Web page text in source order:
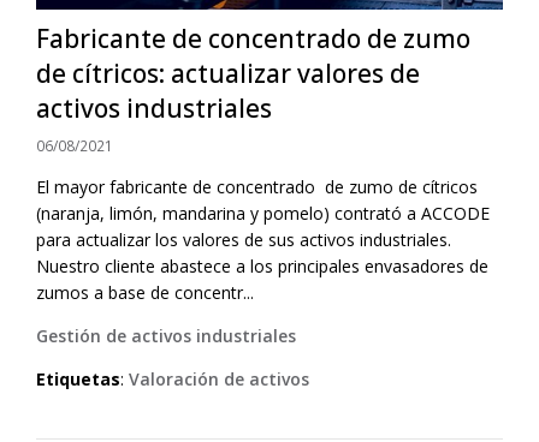
Fabricante de concentrado de zumo
de cítricos: actualizar valores de
activos industriales
06/08/2021
El mayor fabricante de concentrado de zumo de cítricos
(naranja, limón, mandarina y pomelo) contrató a ACCODE
para actualizar los valores de sus activos industriales.
Nuestro cliente abastece a los principales envasadores de
zumos a base de concentr...
Gestión de activos industriales
Etiquetas: Valoración de activos